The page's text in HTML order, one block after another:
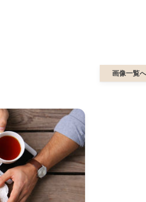
画像一覧へ